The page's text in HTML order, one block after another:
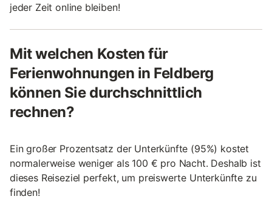
jeder Zeit online bleiben!
Mit welchen Kosten für
Ferienwohnungen in Feldberg
können Sie durchschnittlich
rechnen?
Ein großer Prozentsatz der Unterkünfte (95%) kostet
normalerweise weniger als 100 € pro Nacht. Deshalb ist
dieses Reiseziel perfekt, um preiswerte Unterkünfte zu
finden!